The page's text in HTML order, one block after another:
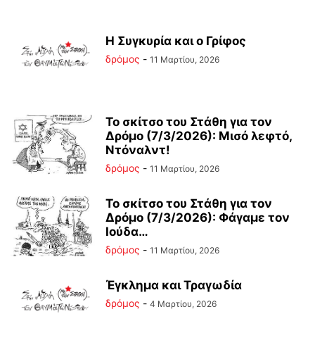
Η Συγκυρία και ο Γρίφος
δρόμος - 11 Μαρτίου, 2026
Το σκίτσο του Στάθη για τον
Δρόμο (7/3/2026): Μισό λεφτό,
Ντόναλντ!
δρόμος - 11 Μαρτίου, 2026
Το σκίτσο του Στάθη για τον
Δρόμο (7/3/2026): Φάγαμε τον
Ιούδα…
δρόμος - 11 Μαρτίου, 2026
Έγκλημα και Τραγωδία
δρόμος - 4 Μαρτίου, 2026